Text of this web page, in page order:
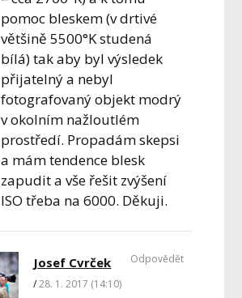
pomoc bleskem (v drtivé
většině 5500°K studená
bílá) tak aby byl výsledek
přijatelný a nebyl
fotografovaný objekt modrý
v okolním nažloutlém
prostředí. Propadám skepsi
a mám tendence blesk
zapudit a vše řešit zvýšení
ISO třeba na 6000. Děkuji.
Josef Cvrček
28. 1. 2017 (14:10)
Odpovědět